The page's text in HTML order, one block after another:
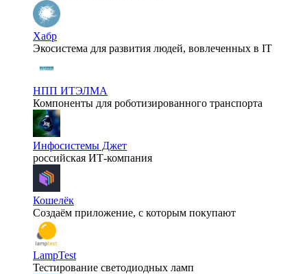
Хабр
Экосистема для развития людей, вовлеченных в IT
НПП ИТЭЛМА
Компоненты для роботизированного транспорта
Инфосистемы Джет
российская ИТ-компания
Кошелёк
Создаём приложение, с которым покупают
LampTest
Тестирование светодиодных ламп